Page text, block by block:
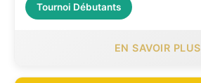
Tournoi Débutants
EN SAVOIR PLUS